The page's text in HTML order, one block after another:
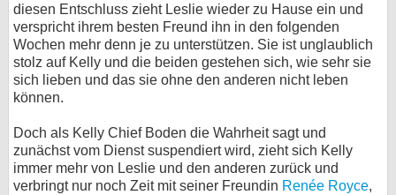
diesen Entschluss zieht Leslie wieder zu Hause ein und
verspricht ihrem besten Freund ihn in den folgenden
Wochen mehr denn je zu unterstützen. Sie ist unglaublich
stolz auf Kelly und die beiden gestehen sich, wie sehr sie
sich lieben und das sie ohne den anderen nicht leben
können.
Doch als Kelly Chief Boden die Wahrheit sagt und
zunächst vom Dienst suspendiert wird, zieht sich Kelly
immer mehr von Leslie und den anderen zurück und
verbringt nur noch Zeit mit seiner Freundin Renée Royce,